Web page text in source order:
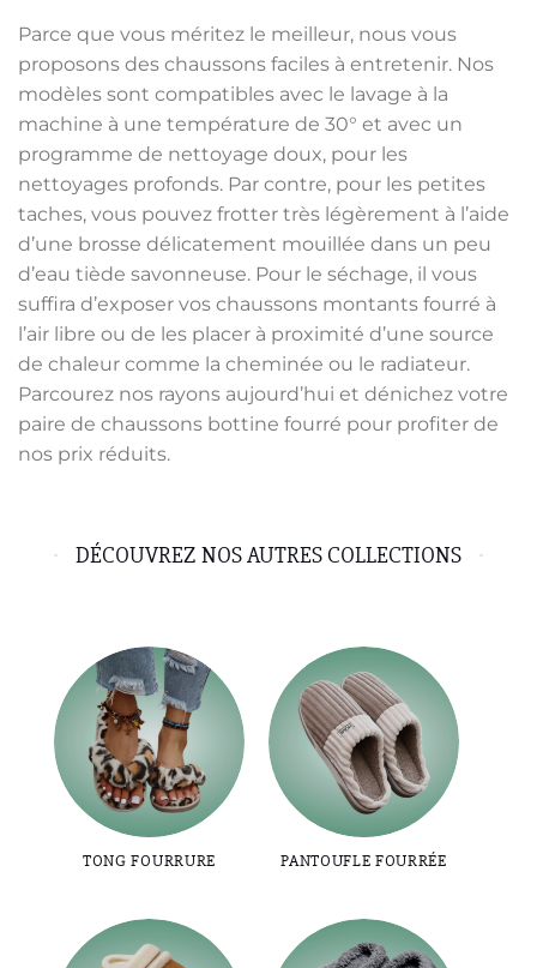
Parce que vous méritez le meilleur, nous vous
proposons des chaussons faciles à entretenir. Nos
modèles sont compatibles avec le lavage à la
machine à une température de 30° et avec un
programme de nettoyage doux, pour les
nettoyages profonds. Par contre, pour les petites
taches, vous pouvez frotter très légèrement à l’aide
d’une brosse délicatement mouillée dans un peu
d’eau tiède savonneuse. Pour le séchage, il vous
suffira d’exposer vos chaussons montants fourré à
l’air libre ou de les placer à proximité d’une source
de chaleur comme la cheminée ou le radiateur.
Parcourez nos rayons aujourd’hui et dénichez votre
paire de chaussons bottine fourré pour profiter de
nos prix réduits.
DÉCOUVREZ NOS AUTRES COLLECTIONS
TONG FOURRURE PANTOUFLE FOURRÉE